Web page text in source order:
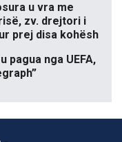
u vra me
zv. drejtori i
prej disa kohësh
pagua nga UEFA,